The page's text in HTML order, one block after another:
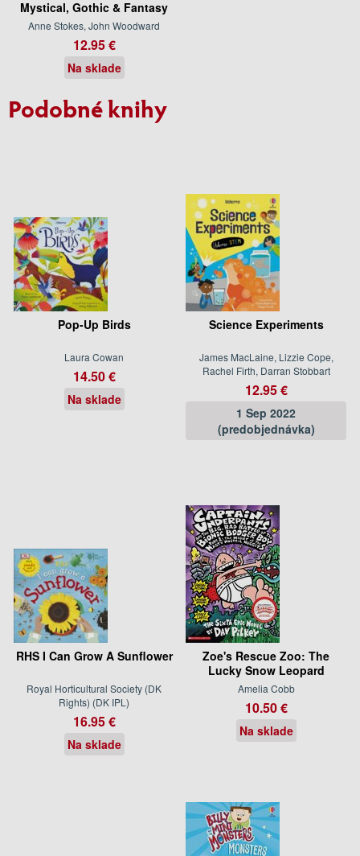
Mystical, Gothic & Fantasy
Anne Stokes, John Woodward
12.95 €
Na sklade
Podobné knihy
Pop-Up Birds
Laura Cowan
14.50 €
Na sklade
Science Experiments
James MacLaine, Lizzie Cope,
Rachel Firth, Darran Stobbart
12.95 €
1 Sep 2022
(predobjednávka)
RHS I Can Grow A Sunflower
Royal Horticultural Society (DK
Rights) (DK IPL)
16.95 €
Na sklade
Zoe's Rescue Zoo: The
Lucky Snow Leopard
Amelia Cobb
10.50 €
Na sklade